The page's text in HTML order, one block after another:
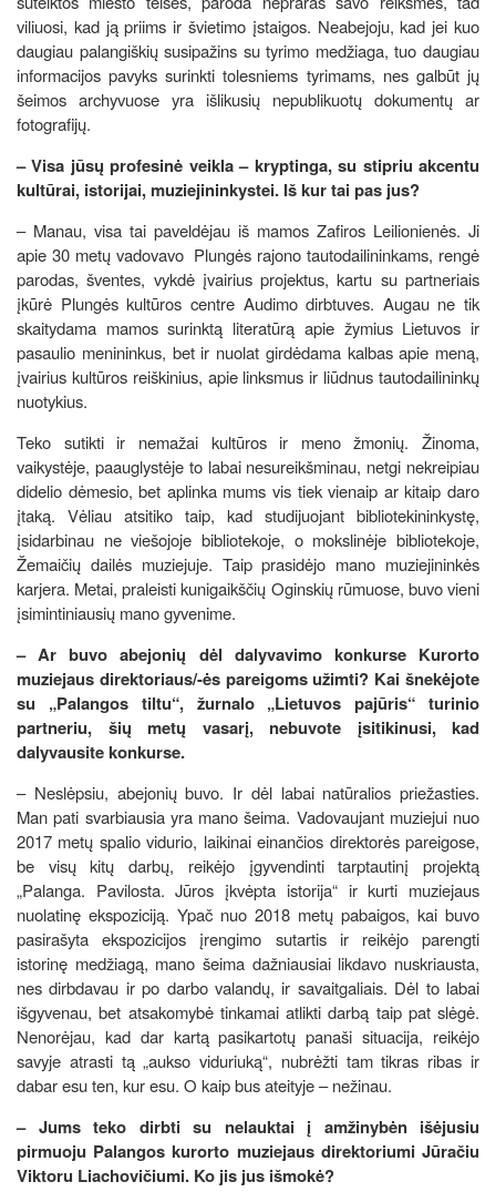
viliuosi, kad ją priims ir švietimo įstaigos. Neabejoju, kad jei kuo
daugiau palangiškių susipažins su tyrimo medžiaga, tuo daugiau
informacijos pavyks surinkti tolesniems tyrimams, nes galbūt jų
šeimos archyvuose yra išlikusių nepublikuotų dokumentų ar
fotografijų.
– Visa jūsų profesinė veikla – kryptinga, su stipriu akcentu
kultūrai, istorijai, muziejininkystei. Iš kur tai pas jus?
– Manau, visa tai paveldėjau iš mamos Zafiros Leilionienės. Ji
apie 30 metų vadovavo Plungės rajono tautodailininkams, rengė
parodas, šventes, vykdė įvairius projektus, kartu su partneriais
įkūrė Plungės kultūros centre Audimo dirbtuves. Augau ne tik
skaitydama mamos surinktą literatūrą apie žymius Lietuvos ir
pasaulio menininkus, bet ir nuolat girdėdama kalbas apie meną,
įvairius kultūros reiškinius, apie linksmus ir liūdnus tautodailininkų
nuotykius.
Teko sutikti ir nemažai kultūros ir meno žmonių. Žinoma,
vaikystėje, paauglystėje to labai nesureikšminau, netgi nekreipiau
didelio dėmesio, bet aplinka mums vis tiek vienaip ar kitaip daro
įtaką. Vėliau atsitiko taip, kad studijuojant bibliotekininkystę,
įsidarbinau ne viešojoje bibliotekoje, o mokslinėje bibliotekoje,
Žemaičių dailės muziejuje. Taip prasidėjo mano muziejininkės
karjera. Metai, praleisti kunigaikščių Oginskių rūmuose, buvo vieni
įsimintiniausių mano gyvenime.
– Ar buvo abejonių dėl dalyvavimo konkurse Kurorto
muziejaus direktoriaus/-ės pareigoms užimti? Kai šnekėjote
su „Palangos tiltu“, žurnalo „Lietuvos pajūris“ turinio
partneriu, šių metų vasarį, nebuvote įsitikinusi, kad
dalyvausite konkurse.
– Neslėpsiu, abejonių buvo. Ir dėl labai natūralios priežasties.
Man pati svarbiausia yra mano šeima. Vadovaujant muziejui nuo
2017 metų spalio vidurio, laikinai einančios direktorės pareigose,
be visų kitų darbų, reikėjo įgyvendinti tarptautinį projektą
„Palanga. Pavilosta. Jūros įkvėpta istorija“ ir kurti muziejaus
nuolatinę ekspoziciją. Ypač nuo 2018 metų pabaigos, kai buvo
pasirašyta ekspozicijos įrengimo sutartis ir reikėjo parengti
istorinę medžiagą, mano šeima dažniausiai likdavo nuskriausta,
nes dirbdavau ir po darbo valandų, ir savaitgaliais. Dėl to labai
išgyvenau, bet atsakomybė tinkamai atlikti darbą taip pat slėgė.
Nenorėjau, kad dar kartą pasikartotų panaši situacija, reikėjo
savyje atrasti tą „aukso viduriuką“, nubrėžti tam tikras ribas ir
dabar esu ten, kur esu. O kaip bus ateityje – nežinau.
– Jums teko dirbti su nelauktai į amžinybėn išėjusiu
pirmuoju Palangos kurorto muziejaus direktoriumi Jūračiu
Viktoru Liachovičiumi. Ko jis jus išmokė?